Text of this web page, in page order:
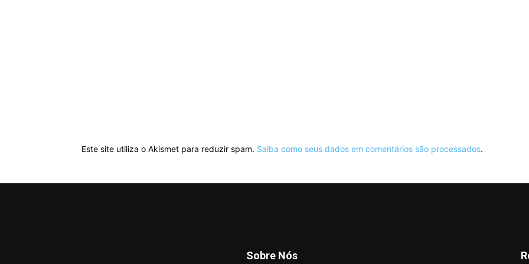
Este site utiliza o Akismet para reduzir spam. Saiba como seus dados em comentários são processados.
Sobre Nós